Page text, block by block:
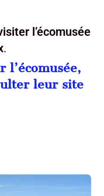
l’écomusée
.
l’écomusée,
leur site